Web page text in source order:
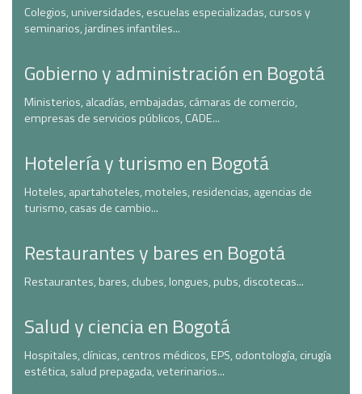
Colegios, universidades, escuelas especializadas, cursos y
seminarios, jardines infantiles...
Gobierno y administración en Bogotá
Ministerios, alcadías, embajadas, cámaras de comercio,
empresas de servicios públicos, CADE...
Hotelería y turismo en Bogotá
Hoteles, apartahoteles, moteles, residencias, agencias de
turismo, casas de cambio...
Restaurantes y bares en Bogotá
Restaurantes, bares, clubes, longues, pubs, discotecas...
Salud y ciencia en Bogotá
Hospitales, clínicas, centros médicos, EPS, odontología, cirugía
estética, salud prepagada, veterinarios...